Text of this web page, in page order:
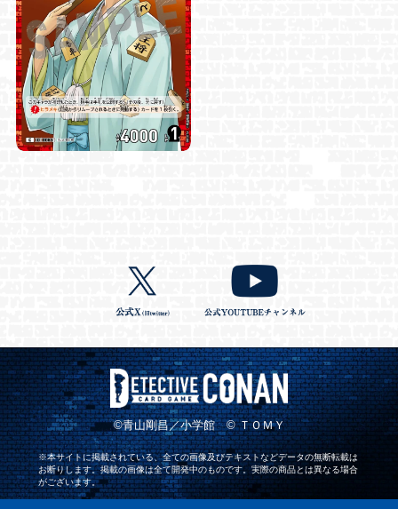
©青山剛昌／小学館 © ＴＯＭＹ
※本サイトに掲載されている、全ての画像及びテキストなどデータの無断転載は
お断りします。掲載の画像は全て開発中のものです。実際の商品とは異なる場合
がございます。